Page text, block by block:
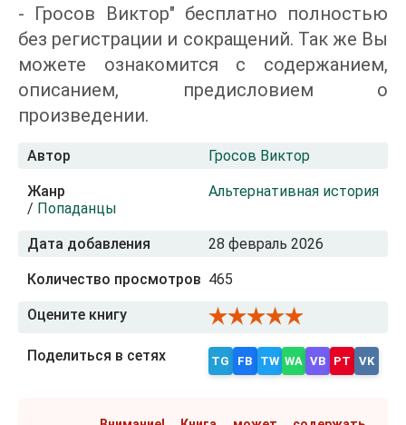
- Гросов Виктор" бесплатно полностью
без регистрации и сокращений. Так же Вы
можете ознакомится с содержанием,
описанием, предисловием о
произведении.
Автор Гросов Виктор
Жанр
Альтернативная история
/ Попаданцы
Дата добавления 28 февраль 2026
Количество просмотров 465
Оцените книгу
Поделиться в сетях TG FB TW WA VB PT VK